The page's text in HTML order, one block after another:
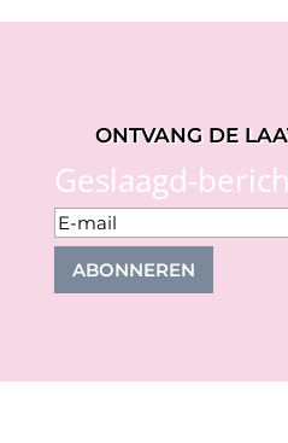
ONTVANG DE
Geslaagd-
ABONNEREN